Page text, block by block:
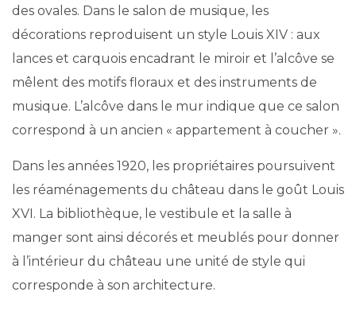
des ovales. Dans le salon de musique, les
décorations reproduisent un style Louis XIV : aux
lances et carquois encadrant le miroir et l’alcôve se
mêlent des motifs floraux et des instruments de
musique. L’alcôve dans le mur indique que ce salon
correspond à un ancien « appartement à coucher ».
Dans les années 1920, les propriétaires poursuivent
les réaménagements du château dans le goût Louis
XVI. La bibliothèque, le vestibule et la salle à
manger sont ainsi décorés et meublés pour donner
à l’intérieur du château une unité de style qui
corresponde à son architecture.